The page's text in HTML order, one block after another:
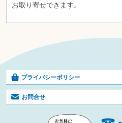
お取り寄せできます。
プライバシーポリシー
お問合せ